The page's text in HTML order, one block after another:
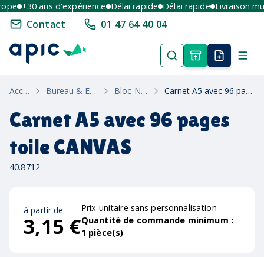
+30 ans d'expérience Délai rapide Délai rapide Livraison
Contact 01 47 64 40 04
Accueil Bureau & Ecriture Bloc-Notes Carnet A5 avec 96 pages toile CANVAS
Carnet A5 avec 96 pages
toile CANVAS
40.8712
à partir de
3,15 €
Prix unitaire sans personnalisation
Quantité de commande minimum :
1 pièce(s)